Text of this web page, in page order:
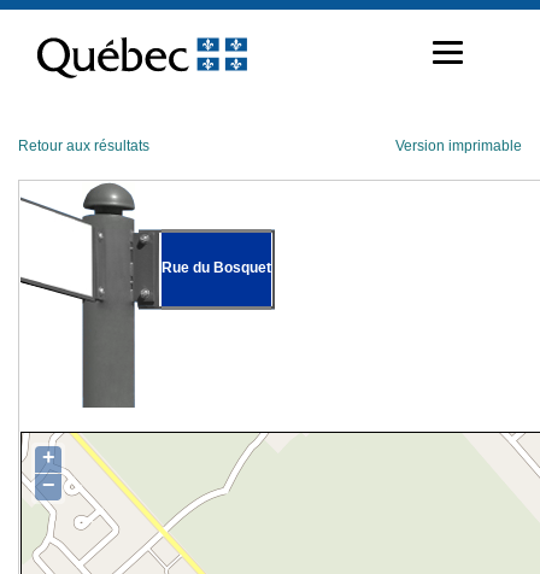
contenu
Retour aux résultats Version imprimable
Rue du Bosquet
+
−